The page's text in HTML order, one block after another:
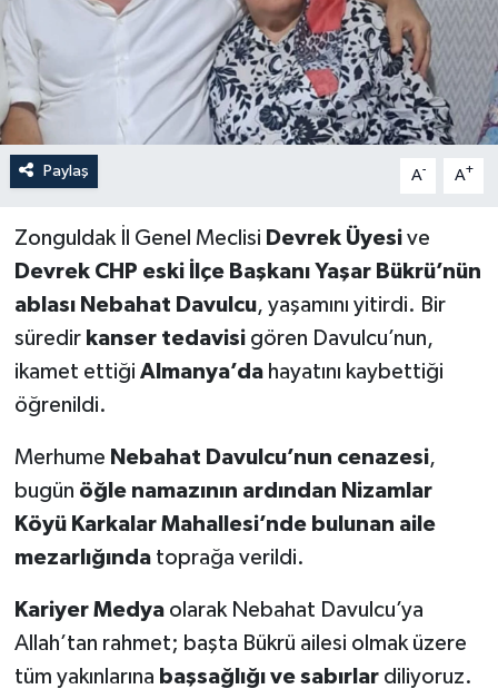
Paylaş A- A+
Zonguldak İl Genel Meclisi Devrek Üyesive
Devrek CHP eski İlçe Başkanı Yaşar Bükrü’nün
ablası Nebahat Davulcu, yaşamını yitirdi. Bir
süredir kanser tedavisigören Davulcu’nun,
ikamet ettiği Almanya’dahayatını kaybettiği
öğrenildi.
Merhume Nebahat Davulcu’nun cenazesi,
bugün öğle namazının ardından Nizamlar
Köyü Karkalar Mahallesi’nde bulunan aile
mezarlığındatoprağa verildi.
Kariyer Medyaolarak Nebahat Davulcu’ya
Allah’tan rahmet; başta Bükrü ailesi olmak üzere
tüm yakınlarına başsağlığı ve sabırlardiliyoruz.
Mesaj
Dergim